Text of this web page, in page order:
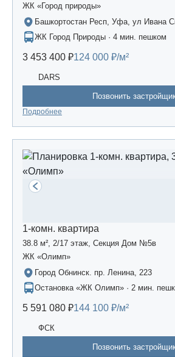
ЖК «Город природы»
Башкортостан Респ, Уфа, ул Ивана
ЖК Город Природы · 4 мин. пешком
3 453 400 ₽124 000 ₽/м²
DARS
Позвонить
Подробнее
1-комн. квартира
38.8 м², 2/17 этаж, Секция Дом №5в
ЖК «Олимп»
Город Обнинск. пр. Ленина, 223
Остановка «ЖК Олимп» · 2 мин.
5 591 080 ₽144 100 ₽/м²
ФСК
Позвонить